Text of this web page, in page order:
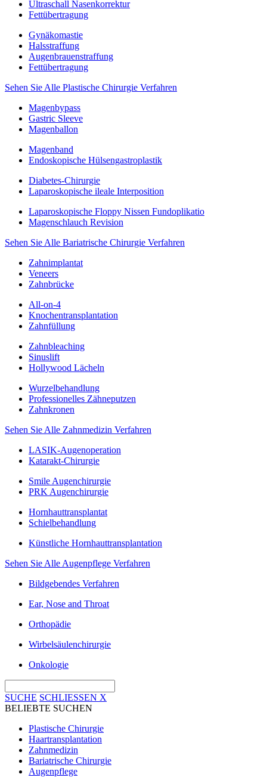
Ultraschall Nasenkorrektur
Fettübertragung
Gynäkomastie
Halsstraffung
Augenbrauenstraffung
Fettübertragung
Sehen Sie Alle Plastische Chirurgie Verfahren
Magenbypass
Gastric Sleeve
Magenballon
Magenband
Endoskopische Hülsengastroplastik
Diabetes-Chirurgie
Laparoskopische ileale Interposition
Laparoskopische Floppy Nissen Fundoplikatio
Magenschlauch Revision
Sehen Sie Alle Bariatrische Chirurgie Verfahren
Zahnimplantat
Veneers
Zahnbrücke
All-on-4
Knochentransplantation
Zahnfüllung
Zahnbleaching
Sinuslift
Hollywood Lächeln
Wurzelbehandlung
Professionelles Zähneputzen
Zahnkronen
Sehen Sie Alle Zahnmedizin Verfahren
LASIK-Augenoperation
Katarakt-Chirurgie
Smile Augenchirurgie
PRK Augenchirurgie
Hornhauttransplantat
Schielbehandlung
Künstliche Hornhauttransplantation
Sehen Sie Alle Augenpflege Verfahren
Bildgebendes Verfahren
Ear, Nose and Throat
Orthopädie
Wirbelsäulenchirurgie
Onkologie
SUCHE SCHLIESSEN X
BELIEBTE SUCHEN
Plastische Chirurgie
Haartransplantation
Zahnmedizin
Bariatrische Chirurgie
Augenpflege